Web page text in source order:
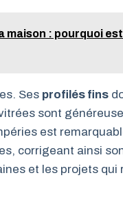
maison : pourquoi
Ses profilés fins
sont
est
corrigeant ainsi
et les projets